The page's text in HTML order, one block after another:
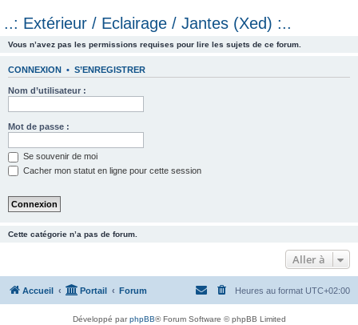
e
..: Extérieur / Eclairage / Jantes (Xed) :..
Vous n’avez pas les permissions requises pour lire les sujets de ce forum.
CONNEXION • S’ENREGISTRER
Nom d’utilisateur :
Mot de passe :
Se souvenir de moi
Cacher mon statut en ligne pour cette session
Cette catégorie n’a pas de forum.
Aller à
Accueil Portail Forum Heures au format UTC+02:00
Développé parphpBB® Forum Software © phpBB Limited